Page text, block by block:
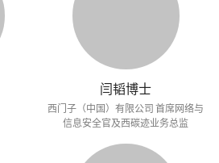
闫韬博士
西门子（中国）有限公司 首席网络与
信息安全官及西碳迹业务总监